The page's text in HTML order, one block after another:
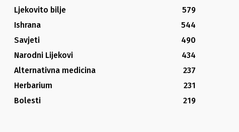
Ljekovito bilje
579
Ishrana
544
Savjeti
490
Narodni Lijekovi
434
Alternativna medicina
237
Herbarium
231
Bolesti
219